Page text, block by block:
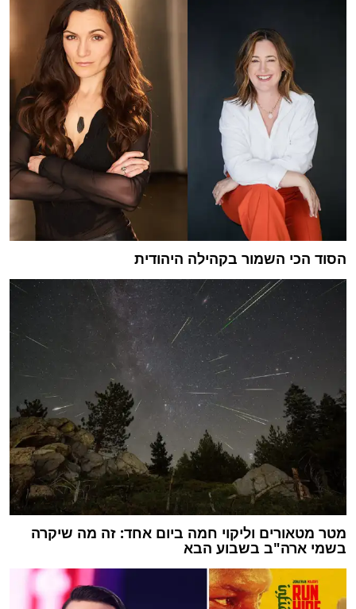
הסוד הכי השמור בקהילה היהודית
מטר מטאורים וליקוי חמה ביום אחד: זה מה שיקרה
בשמי ארה"ב בשבוע הבא